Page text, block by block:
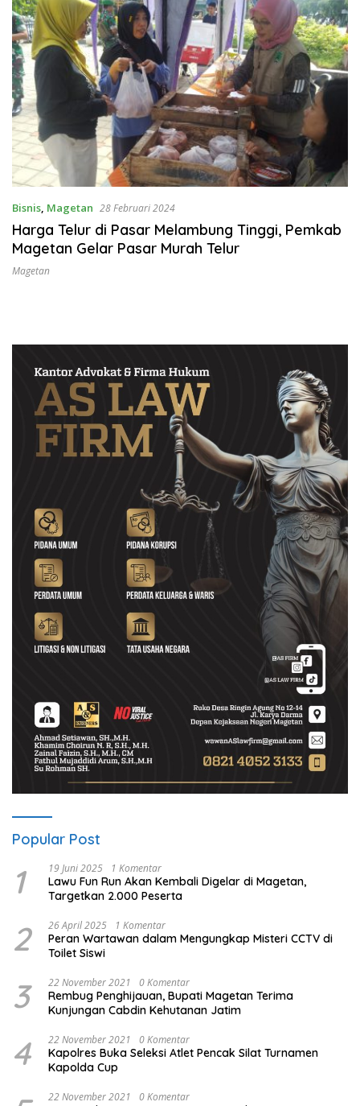
Bisnis, Magetan 28 Februari 2024
Harga Telur di Pasar Melambung Tinggi, Pemkab
Magetan Gelar Pasar Murah Telur
Magetan
Popular Post
1 19 Juni 2025 1 Komentar
Lawu Fun Run Akan Kembali Digelar di Magetan,
Targetkan 2.000 Peserta
2 26 April 2025 1 Komentar
Peran Wartawan dalam Mengungkap Misteri CCTV di
Toilet Siswi
3 22 November 2021 0 Komentar
Rembug Penghijauan, Bupati Magetan Terima
Kunjungan Cabdin Kehutanan Jatim
4 22 November 2021 0 Komentar
Kapolres Buka Seleksi Atlet Pencak Silat Turnamen
Kapolda Cup
22 November 2021 0 Komentar